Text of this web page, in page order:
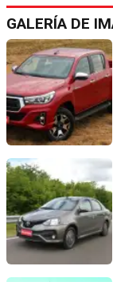
GALERÍA DE